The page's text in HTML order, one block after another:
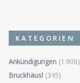
KATEGORIEN
Ankündigungen (1.906)
Bruckhäusl (345)